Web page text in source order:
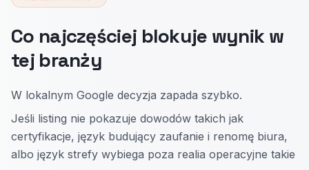
Co najczęściej blokuje wynik w
tej branży
W lokalnym Google decyzja zapada szybko.
Jeśli listing nie pokazuje dowodów takich jak
certyfikacje, język budujący zaufanie i renomę biura,
albo język strefy wybiega poza realia operacyjne takie